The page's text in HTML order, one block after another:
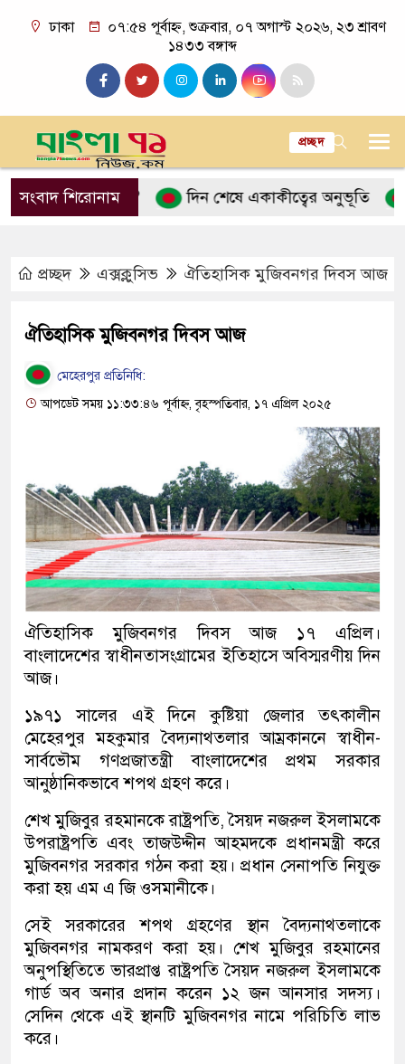
ঢাকা
০৭:৫৪ পূর্বাহ্ন, শুক্রবার, ০৭ অগাস্ট ২০২৬, ২৩ শ্রাবণ
১৪৩৩ বঙ্গাব্দ
প্রচ্ছদ
সংবাদ শিরোনাম
ব্যাখ্যা কী? দিন শেষে একাকীত্বের অনুভূতি
প্রচ্ছদ এক্সক্লুসিভ ঐতিহাসিক মুজিবনগর দিবস আজ
ঐতিহাসিক মুজিবনগর দিবস আজ
মেহেরপুর প্রতিনিধি:
আপডেট সময় ১১:৩৩:৪৬ পূর্বাহ্ন, বৃহস্পতিবার, ১৭ এপ্রিল ২০২৫
ঐতিহাসিক মুজিবনগর দিবস আজ ১৭ এপ্রিল।
বাংলাদেশের স্বাধীনতাসংগ্রামের ইতিহাসে অবিস্মরণীয় দিন
আজ।
১৯৭১ সালের এই দিনে কুষ্টিয়া জেলার তৎকালীন
মেহেরপুর মহকুমার বৈদ্যনাথতলার আম্রকাননে স্বাধীন-
সার্বভৌম গণপ্রজাতন্ত্রী বাংলাদেশের প্রথম সরকার
আনুষ্ঠানিকভাবে শপথ গ্রহণ করে।
শেখ মুজিবুর রহমানকে রাষ্ট্রপতি, সৈয়দ নজরুল ইসলামকে
উপরাষ্ট্রপতি এবং তাজউদ্দীন আহমদকে প্রধানমন্ত্রী করে
মুজিবনগর সরকার গঠন করা হয়। প্রধান সেনাপতি নিযুক্ত
করা হয় এম এ জি ওসমানীকে।
সেই সরকারের শপথ গ্রহণের স্থান বৈদ্যনাথতলাকে
মুজিবনগর নামকরণ করা হয়। শেখ মুজিবুর রহমানের
অনুপস্থিতিতে ভারপ্রাপ্ত রাষ্ট্রপতি সৈয়দ নজরুল ইসলামকে
গার্ড অব অনার প্রদান করেন ১২ জন আনসার সদস্য।
সেদিন থেকে এই স্থানটি মুজিবনগর নামে পরিচিতি লাভ
করে।